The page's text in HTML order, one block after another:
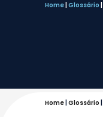
Home Glossário
Home Glossário